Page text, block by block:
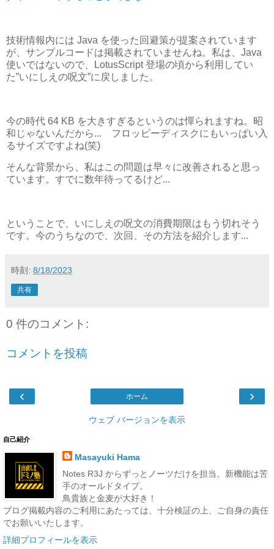
技術情報内には Java を使った回避策が提案されています
が、サンプルコードは掲載されていませんね。私は、Java
使いではないので、LotusScript 登場の頃から利用してい
た”いにしえの呪文”に戻しました。
今の時代 64 KB を大きすぎるというのは憚られますね。昭
和じゃないんだから... フロッピーディスクにもいっぱい入
るサイズですよね(笑)
そんな背景から、私はこの問題は早々に改善されると思っ
ています。すでに数年待ってるけど...
ということで、いにしえの呪文の消費期限はもう切れそう
です。今のうちなので、次回、その方法を紹介します...
時刻: 8/18/2023
共有
0 件のコメント:
コメントを投稿
‹ ›
ホーム
ウェブ バージョンを表示
自己紹介
Masayuki Hama
Notes R3J からずっとノーツだけを担当。新機能は苦
手のオールドタイプ。
鳥貴族と金麦が大好き！
ブログ掲載内容のご利用にあたっては、十分検証の上、ご自身の責任
でお願いいたします。
詳細プロフィールを表示